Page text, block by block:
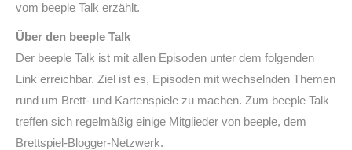
vom beeple Talk erzählt.
Über den beeple Talk
Der beeple Talk ist mit allen Episoden unter dem folgenden
Link erreichbar. Ziel ist es, Episoden mit wechselnden Themen
rund um Brett- und Kartenspiele zu machen. Zum beeple Talk
treffen sich regelmäßig einige Mitglieder von beeple, dem
Brettspiel-Blogger-Netzwerk.